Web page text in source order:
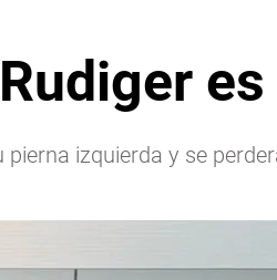
izquierda y se